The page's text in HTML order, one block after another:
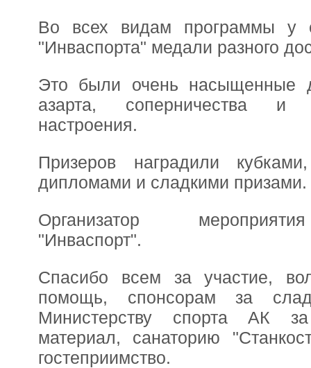
Во всех видам программы у
"Инваспорта" медали разного
Это были очень насыщенные
азарта, соперничества и
настроения.
Призеров наградили
дипломами и сладкими призами.
Организатор
"Инваспорт".
Спасибо всем за участие,
помощь, спонсорам за
Министерству спорта АК
материал, санаторию
гостеприимство.